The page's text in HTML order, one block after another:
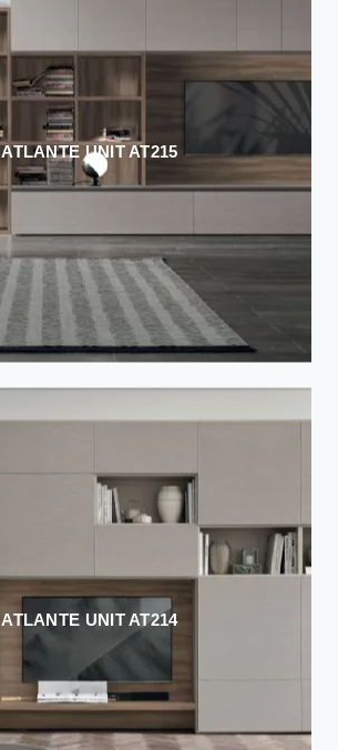
ATLANTE UNIT AT215
ATLANTE UNIT AT214